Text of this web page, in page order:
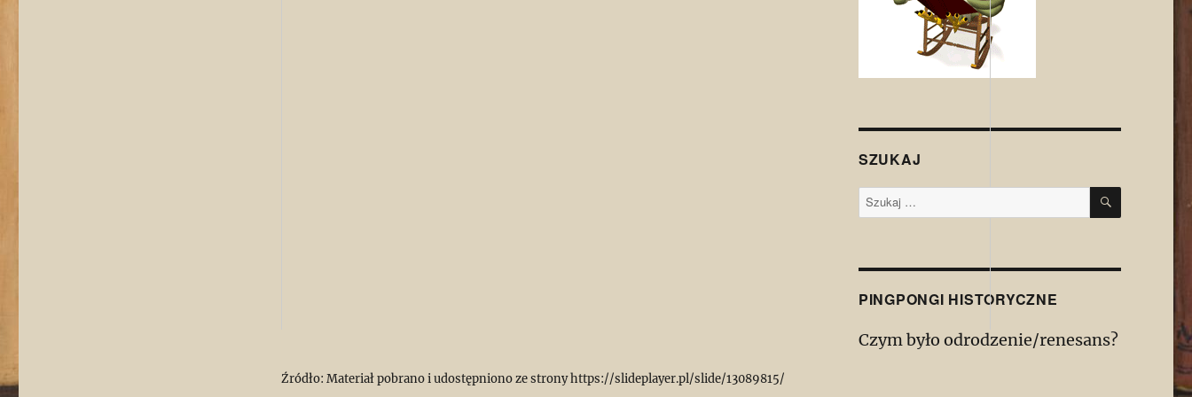
Źródło: Materiał pobrano i udostępniono ze strony https://slideplayer.pl/slide/13089815/
SZUKAJ
Szukaj: SZUKAJ
PINGPONGI HISTORYCZNE
Czym było odrodzenie/renesans?